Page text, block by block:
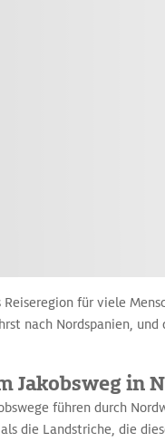
Reiseregion für viele
nach Nordspanien,
Jakobsweg in
führen durch
die Landstriche, die